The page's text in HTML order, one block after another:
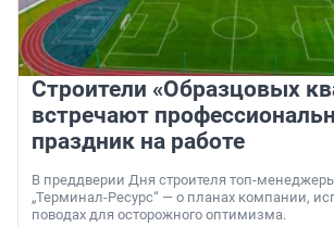
Строители «Образцовых
встречают
праздник на работе
В преддверии Дня строителя топ-
„Терминал-Ресурс“ — о планах компании,
поводах для осторожного оптимизма.